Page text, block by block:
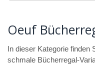
Oeuf
In dieser Kategorie finden
schmale Bücherregal-